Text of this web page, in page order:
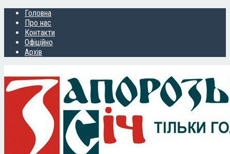
Головна
Про нас
Контакти
Офіційно
Архів